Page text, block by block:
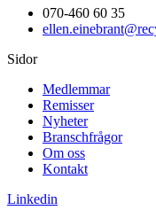
070-460 60 35
Sidor
Medlemmar
Remisser
Nyheter
Branschfrågor
Om oss
Kontakt
Linkedin